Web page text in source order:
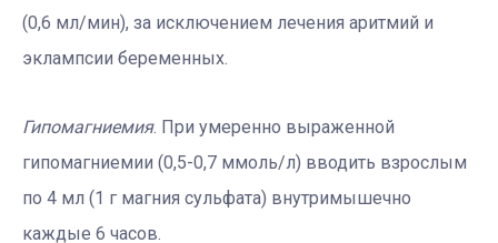
(0,6 мл/мин), за исключением лечения аритмий и
эклампсии беременных.
Гипомагниемия. При умеренно выраженной
гипомагниемии (0,5-0,7 ммоль/л) вводить взрослым
по 4 мл (1 г магния сульфата) внутримышечно
каждые 6 часов.